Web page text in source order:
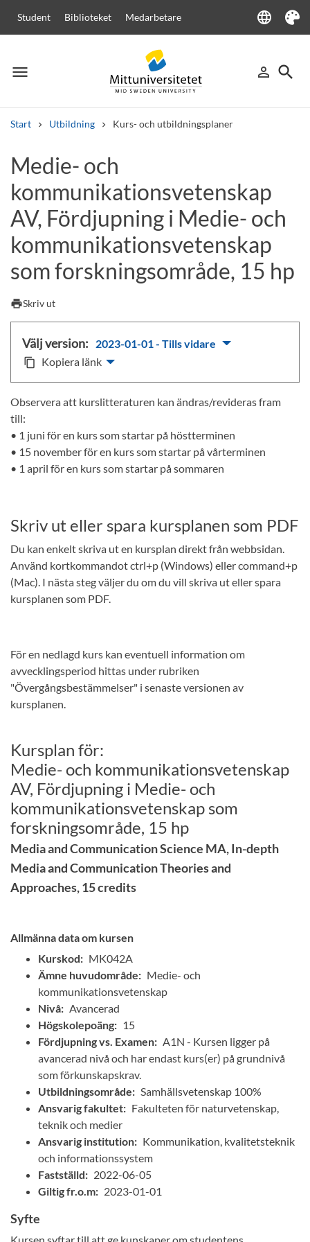
Student Biblioteket Medarbetare language
Language
Tema
menu
Meny person_outline
Logga in
search
Sök
Start Utbildning Kurs- och utbildningsplaner
Andra söktjänster
Kurser och programKursplanerVälkomstbrev Personal
Lediga jobb
Medie- och
kommunikationsvetenskap
AV, Fördjupning i Medie- och
kommunikationsvetenskap
som forskningsområde, 15 hp
printSkriv ut
Välj version: 2023-01-01 - Tills vidare
content_copy Kopiera länk
Observera att kurslitteraturen kan ändras/revideras fram
till:
• 1 juni för en kurs som startar på höstterminen
• 15 november för en kurs som startar på vårterminen
• 1 april för en kurs som startar på sommaren
Skriv ut eller spara kursplanen som PDF
Du kan enkelt skriva ut en kursplan direkt från webbsidan.
Använd kortkommandot ctrl+p (Windows) eller command+p
(Mac). I nästa steg väljer du om du vill skriva ut eller spara
kursplanen som PDF.
För en nedlagd kurs kan eventuell information om
avvecklingsperiod hittas under rubriken
"Övergångsbestämmelser" i senaste versionen av
kursplanen.
Kursplan för:
Medie- och kommunikationsvetenskap
AV, Fördjupning i Medie- och
kommunikationsvetenskap som
forskningsområde, 15 hp
Media and Communication Science MA, In-depth
Media and Communication Theories and
Approaches, 15 credits
Allmänna data om kursen
Kurskod: MK042A
Ämne huvudområde: Medie- och
kommunikationsvetenskap
Nivå: Avancerad
Högskolepoäng: 15
Fördjupning vs. Examen: A1N - Kursen ligger på
avancerad nivå och har endast kurs(er) på grundnivå
som förkunskapskrav.
Utbildningsområde: Samhällsvetenskap 100%
Ansvarig fakultet: Fakulteten för naturvetenskap,
teknik och medier
Ansvarig institution: Kommunikation, kvalitetsteknik
och informationssystem
Fastställd: 2022-06-05
Giltig fr.o.m: 2023-01-01
Syfte